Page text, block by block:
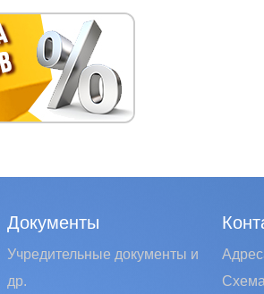
Документы
Учредительные документы и
др.